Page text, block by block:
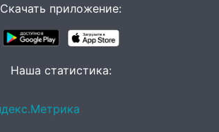
Скачать приложение:
Наша статистика: